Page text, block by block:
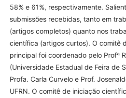
58% e 61%, respectivamente.
submissões recebidas, tanto em
(artigos completos) quanto nos
científica (artigos curtos). O comitê
principal foi coordenado pelo Profª
(Universidade Estadual de Feira de
Profa. Carla Curvelo e Prof.
UFRN. O comitê de iniciação